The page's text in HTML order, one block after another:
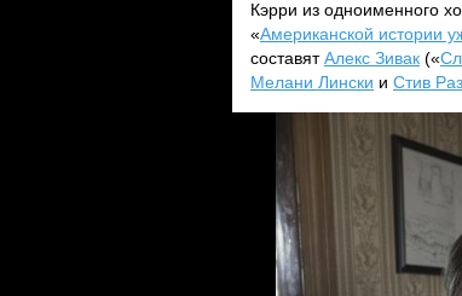
Кэрри из одноименного
«Американской истории
составятАлекс Зивак («
Мелани Лински и Стив